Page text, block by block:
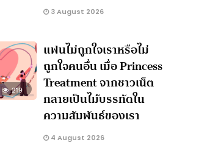
3 August 2026
219
แฟนไม่ถูกใจเราหรือไม่
ถูกใจคนอื่น เมื่อ Princess
Treatment จากชาวเน็ต
กลายเป็นไม้บรรทัดใน
ความสัมพันธ์ของเรา
4 August 2026